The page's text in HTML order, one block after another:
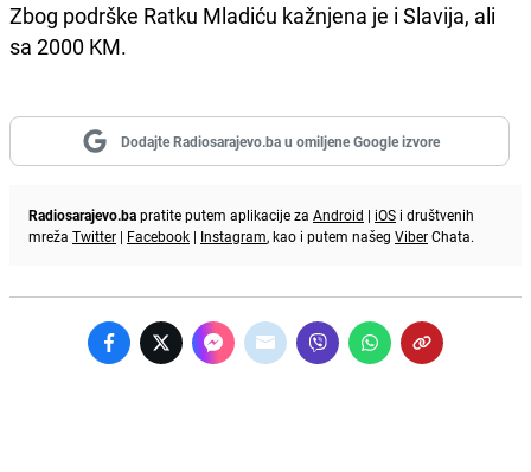
Zbog podrške Ratku Mladiću kažnjena je i Slavija, ali
sa 2000 KM.
Dodajte Radiosarajevo.ba u omiljene Google izvore
Radiosarajevo.bapratite putem aplikacije za Android | iOS i društvenih
mreža Twitter | Facebook | Instagram, kao i putem našeg ViberChata.